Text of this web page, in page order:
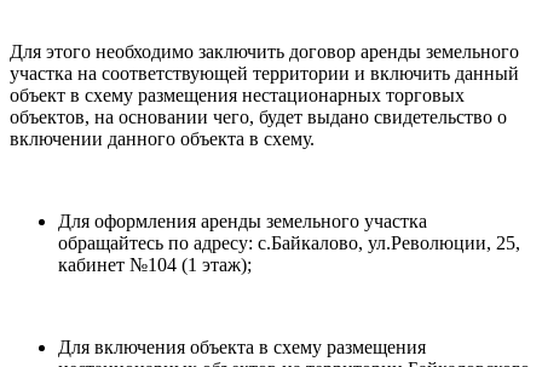
Для этого необходимо заключить договор аренды земельного
участка на соответствующей территории и включить данный
объект в схему размещения нестационарных торговых
объектов, на основании чего, будет выдано свидетельство о
включении данного объекта в схему.
Для оформления аренды земельного участка
обращайтесь по адресу: с.Байкалово, ул.Революции, 25,
кабинет №104 (1 этаж);
Для включения объекта в схему размещения